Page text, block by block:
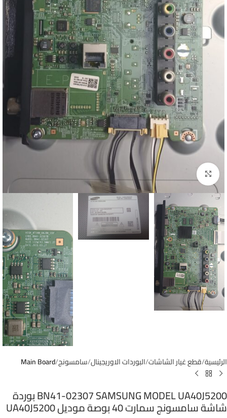
اضغط للتكبير
الرئيسية قطع غيار الشاشات البوردات الاوريجينال سامسونج Main Board
BN41-02307 SAMSUNG MODEL UA40J5200 بوردة
شاشة سامسونج سمارت 40 بوصة موديل UA40J5200